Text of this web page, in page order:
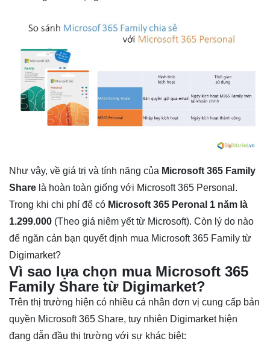
Như vậy, về giá trị và tính năng của Microsoft 365 Family
Share là hoàn toàn giống với Microsoft 365 Personal.
Trong khi chi phí để có Microsoft 365 Peronal 1 năm là
1.299.000 (Theo giá niêm yết từ Microsoft). Còn lý do nào
để ngăn cản bạn quyết định mua Microsoft 365 Family từ
Digimarket?
Vì sao lựa chọn mua Microsoft 365
Family Share từ Digimarket?
Trên thị trường hiện có nhiều cá nhân đơn vị cung cấp bản
quyền Microsoft 365 Share, tuy nhiên Digimarket hiện
đang dẫn đầu thị trường với sự khác biệt: